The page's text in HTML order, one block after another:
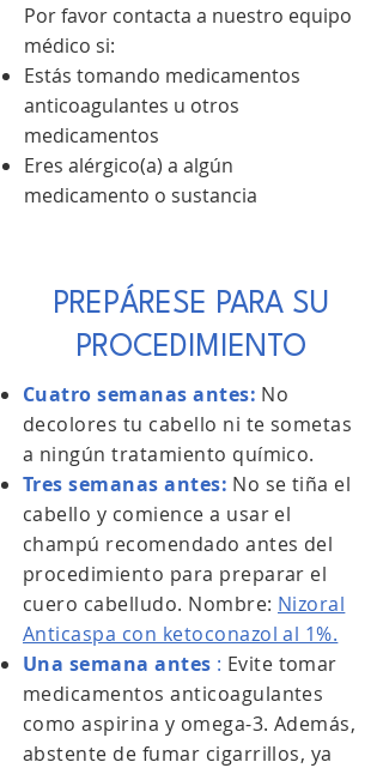
Por favor contacta a nuestro equipo
médico si:
Estás tomando medicamentos
anticoagulantes u otros
medicamentos
Eres alérgico(a) a algún
medicamento o sustancia
PREPÁRESE PARA SU
PROCEDIMIENTO
Cuatro semanas antes: No
decolores tu cabello ni te sometas
a ningún tratamiento químico.
Tres semanas antes: No se tiña el
cabello y comience a usar el
champú recomendado antes del
procedimiento para preparar el
cuero cabelludo. Nombre: Nizoral
Anticaspa con ketoconazol al 1%.
Una semana antes : Evite tomar
medicamentos anticoagulantes
como aspirina y omega-3. Además,
abstente de fumar cigarrillos, ya